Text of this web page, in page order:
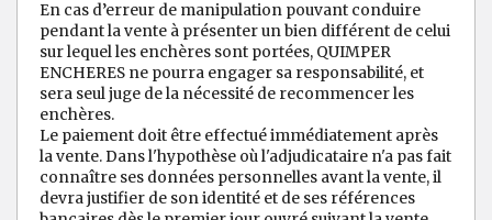
En cas d’erreur de manipulation pouvant conduire
pendant la vente à présenter un bien différent de celui
sur lequel les enchères sont portées, QUIMPER
ENCHERES ne pourra engager sa responsabilité, et
sera seul juge de la nécessité de recommencer les
enchères.
Le paiement doit être effectué immédiatement après
la vente. Dans l'hypothèse où l'adjudicataire n'a pas fait
connaître ses données personnelles avant la vente, il
devra justifier de son identité et de ses références